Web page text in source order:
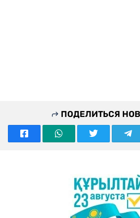
ПОДЕЛИТЬСЯ